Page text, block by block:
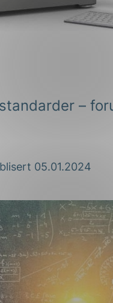
–
05.01.2024